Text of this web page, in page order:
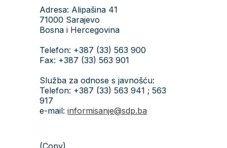
Adresa: Alipašina 41
71000 Sarajevo
Bosna i Hercegovina
Telefon: +387 (33) 563 900
Fax: +387 (33) 563 901
Služba za odnose s javnošću:
Telefon: +387 (33) 563 941 ; 563
917
e-mail: informisanje@sdp.ba
(Copy)